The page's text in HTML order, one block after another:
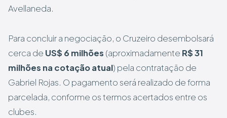
Avellaneda.
Para concluir a negociação, o Cruzeiro desembolsará
cerca de US$ 6 milhões (aproximadamente R$ 31
milhões na cotação atual) pela contratação de
Gabriel Rojas. O pagamento será realizado de forma
parcelada, conforme os termos acertados entre os
clubes.